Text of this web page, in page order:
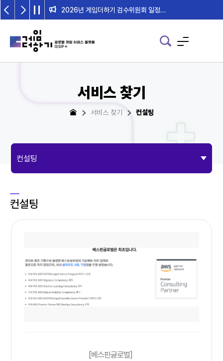
2026년 게임더하기 검수위원회 일정 안내
서비스 찾기
서비스 찾기 컨설팅
컨설팅
[베스핀글로벌]